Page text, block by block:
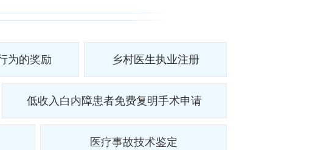
为的奖励 乡村医生执业注册
低收入白内障患者免费复明手术申请
医疗事故技术鉴定